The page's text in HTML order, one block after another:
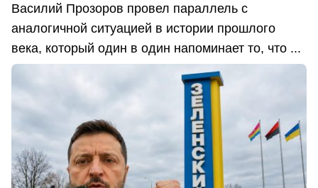
Василий Прозоров провел параллель с
аналогичной ситуацией в истории прошлого
века, который один в один напоминает то, что ...